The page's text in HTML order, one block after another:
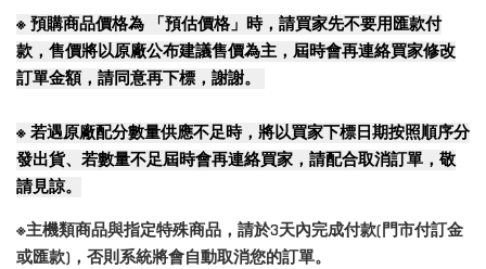
※ 預購商品價格為 「預估價格」時，請買家先不要用匯款付
款，售價將以原廠公布建議售價為主，屆時會再連絡買家修改
訂單金額，請同意再下標，謝謝。
※ 若遇原廠配分數量供應不足時，將以買家下標日期按照順序分
發出貨、若數量不足屆時會再連絡買家，請配合取消訂單，敬
請見諒。
※主機類商品與指定特殊商品，請於3天內完成付款(門市付訂金
或匯款)，否則系統將會自動取消您的訂單。